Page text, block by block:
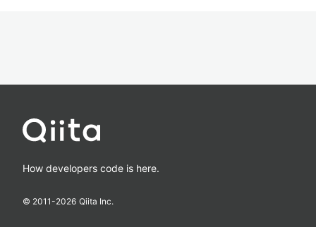
How developers code is here.
© 2011-2026 Qiita Inc.